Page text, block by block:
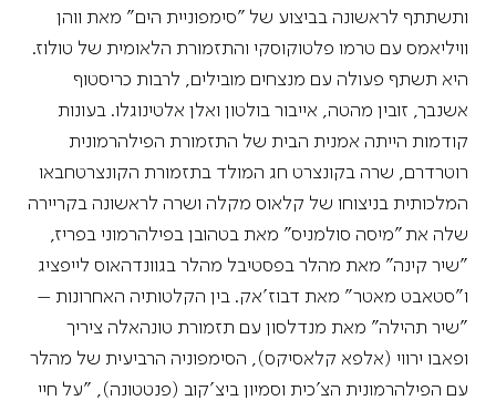
ותשתתף לראשונה בביצוע של "סימפוניית הים" מאת ווהן
וויליאמס עם טרמו פלטוקוסקי והתזמורת הלאומית של טולוז.
היא תשתף פעולה עם מנצחים מובילים, לרבות כריסטוף
אשנבך, זובין מהטה, אייבור בולטון ואלן אלטינוגלו. בעונות
קודמות הייתה אמנית הבית של התזמורת הפילהרמונית
רוטרדרם, שרה בקונצרט חג המולד בתזמורת הקונצרטחבאו
המלכותית בניצוחו של קלאוס מקלה ושרה לראשונה בקריירה
שלה את "מיסה סולמניס" מאת בטהובן בפילהרמוני בפריז,
"שיר קינה" מאת מהלר בפסטיבל מהלר בגוונדהאוס לייפציג
ו"סטאבט מאטר" מאת דבוז'אק. בין הקלטותיה האחרונות –
"שיר תהילה" מאת מנדלסון עם תזמורת טונהאלה ציריך
ופאבו ירווי (אלפא קלאסיקס), הסימפוניה הרביעית של מהלר
עם הפילהרמונית הצ'כית וסמיון ביצ'קוב (פנטטונה), "על חיי